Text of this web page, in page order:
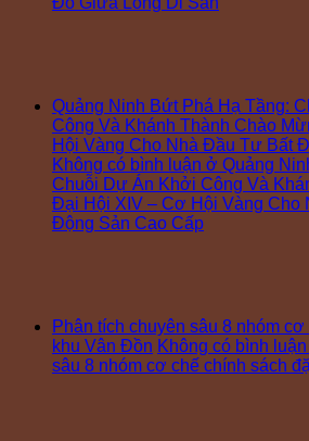
Quảng Ninh Bứt Phá Hạ Tầng:
Công Và Khánh Thành Chào
Hội Vàng Cho Nhà Đầu Tư Bất
Không có bình luận ở Quảng
Chuỗi Dự Án Khởi Công Và
Đại Hội XIV – Cơ Hội Vàng Cho
Động Sản Cao Cấp
Phân tích chuyên sâu 8 nhóm
khu Vân Đồn Không có bình luận
sâu 8 nhóm cơ chế chính sách